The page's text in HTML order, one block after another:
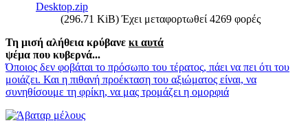
Desktop.zip
(296.71 KiB) Έχει μεταφορτωθεί 4269 φορές
Τη μισή αλήθεια κρύβανε κι αυτά
ψέμα που κυβερνά...
Όποιος δεν φοβάται το πρόσωπο του τέρατος, πάει να πει ότι του
μοιάζει. Και η πιθανή προέκταση του αξιώματος είναι, να
συνηθίσουμε τη φρίκη, να μας τρομάζει η ομορφιά